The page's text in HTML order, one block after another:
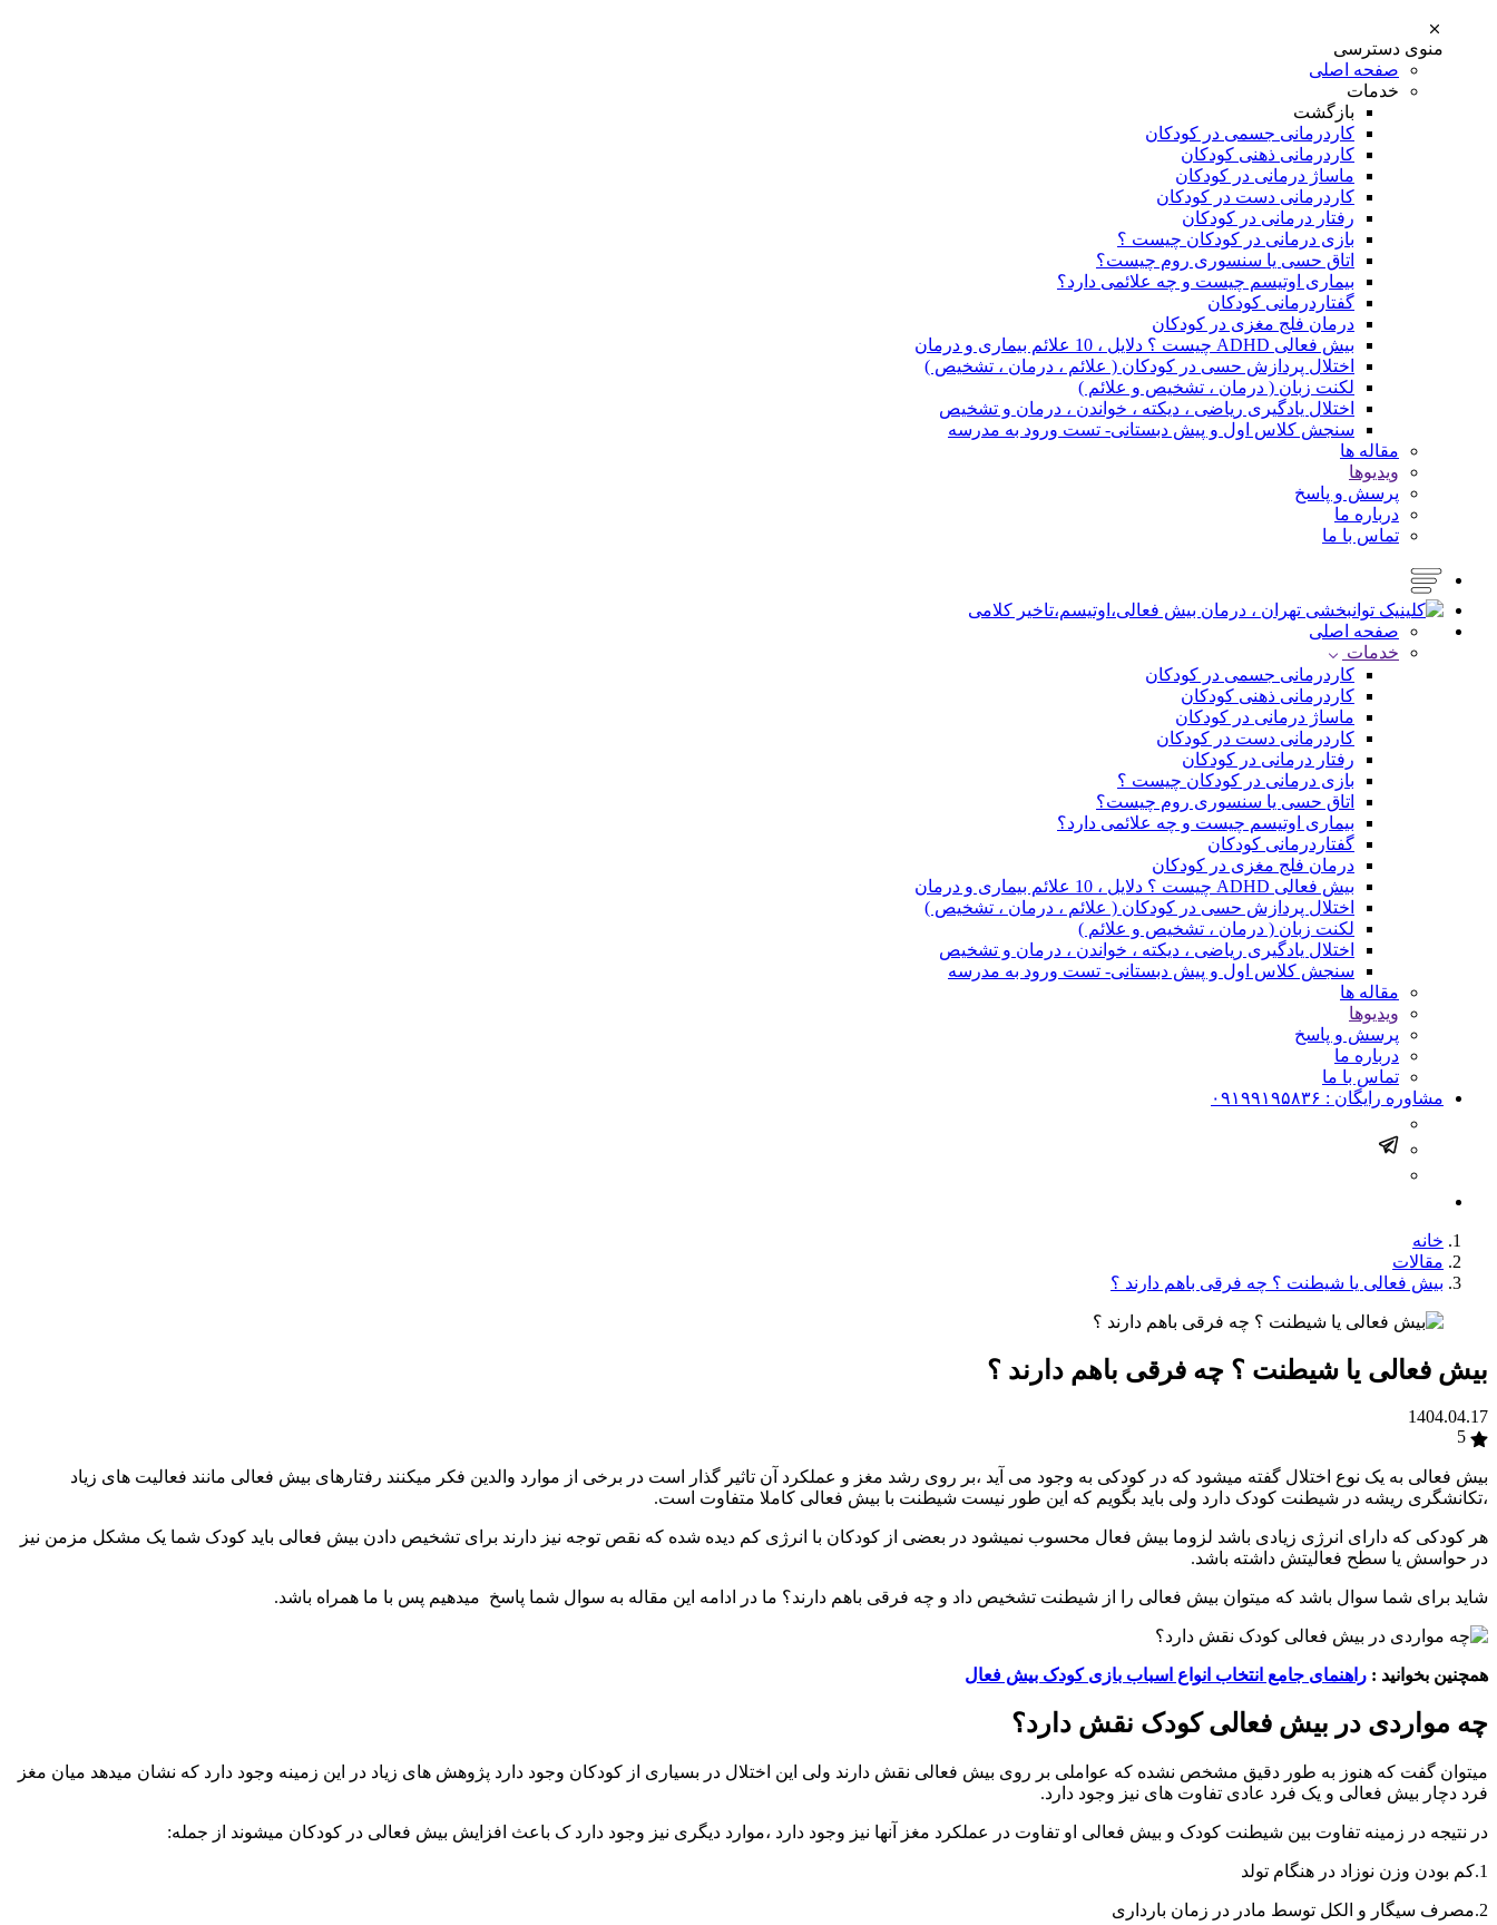
منوی دسترسی
صفحه اصلی
خدمات
بازگشت
کاردرمانی جسمی در کودکان
کاردرمانی ذهنی کودکان
ماساژ درمانی در کودکان
کاردرمانی دست در کودکان
رفتار درمانی در کودکان
بازی درمانی در کودکان چیست ؟
اتاق حسی یا سنسوری روم چیست؟
بیماری اوتیسم چیست و چه علائمی دارد؟
گفتاردرمانی کودکان
درمان فلج مغزی در کودکان
بیش فعالی ADHD چیست ؟ دلایل ، 10 علائم بیماری و درمان
اختلال پردازش حسی در کودکان ( علائم ، درمان ، تشخیص )
لکنت زبان ( درمان ، تشخیص و علائم )
اختلال یادگیری ریاضی ، دیکته ، خواندن ، درمان و تشخیص
سنجش کلاس اول و پیش دبستانی- تست ورود به مدرسه
مقاله ها
ویدیوها
پرسش و پاسخ
درباره ما
تماس با ما
صفحه اصلی
خدمات
کاردرمانی جسمی در کودکان
کاردرمانی ذهنی کودکان
ماساژ درمانی در کودکان
کاردرمانی دست در کودکان
رفتار درمانی در کودکان
بازی درمانی در کودکان چیست ؟
اتاق حسی یا سنسوری روم چیست؟
بیماری اوتیسم چیست و چه علائمی دارد؟
گفتاردرمانی کودکان
درمان فلج مغزی در کودکان
بیش فعالی ADHD چیست ؟ دلایل ، 10 علائم بیماری و درمان
اختلال پردازش حسی در کودکان ( علائم ، درمان ، تشخیص )
لکنت زبان ( درمان ، تشخیص و علائم )
اختلال یادگیری ریاضی ، دیکته ، خواندن ، درمان و تشخیص
سنجش کلاس اول و پیش دبستانی- تست ورود به مدرسه
مقاله ها
ویدیوها
پرسش و پاسخ
درباره ما
تماس با ما
مشاوره رایگان : ۰۹۱۹۹۱۹۵۸۳۶
خانه
مقالات
بیش فعالی یا شیطنت ؟ چه فرقی باهم دارند ؟
بیش فعالی یا شیطنت ؟ چه فرقی باهم دارند ؟
1404.04.17
5
بیش فعالی به یک نوع اختلال گفته میشود که در کودکی به وجود می آید ،بر روی رشد مغز و عملکرد آن تاثیر گذار است در برخی از موارد والدین فکر میکنند رفتارهای بیش فعالی مانند فعالیت های زیاد
،تکانشگری ریشه در شیطنت کودک دارد ولی باید بگویم که این طور نیست شیطنت با بیش فعالی کاملا متفاوت است.
هر کودکی که دارای انرژی زیادی باشد لزوما بیش فعال محسوب نمیشود در بعضی از کودکان با انرژی کم دیده شده که نقص توجه نیز دارند برای تشخیص دادن بیش فعالی باید کودک شما یک مشکل مزمن نیز
در حواسش یا سطح فعالیتش داشته باشد.
شاید برای شما سوال باشد که میتوان بیش فعالی را از شیطنت تشخیص داد و چه فرقی باهم دارند؟ ما در ادامه این مقاله به سوال شما پاسخ میدهیم پس با ما همراه باشد.
همچنین بخوانید : راهنمای جامع انتخاب انواع اسباب بازی کودک بیش فعال
چه مواردی در بیش فعالی کودک نقش دارد؟
میتوان گفت که هنوز به طور دقیق مشخص نشده که عواملی بر روی بیش فعالی نقش دارند ولی این اختلال در بسیاری از کودکان وجود دارد پژوهش های زیاد در این زمینه وجود دارد که نشان میدهد میان مغز
فرد دچار بیش فعالی و یک فرد عادی تفاوت های نیز وجود دارد.
در نتیجه در زمینه تفاوت بین شیطنت کودک و بیش فعالی او تفاوت در عملکرد مغز آنها نیز وجود دارد ،موارد دیگری نیز وجود دارد ک باعث افزایش بیش فعالی در کودکان میشوند از جمله:
1.کم بودن وزن نوزاد در هنگام تولد
2.مصرف سیگار و الکل توسط مادر در زمان بارداری